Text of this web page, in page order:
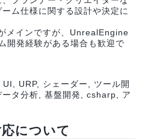
ム仕様に関する設計や決定に
メインですが、UnrealEngine
開発経験がある場合も歓迎で
URP, シェーダー, ツール開
タ分析, 基盤開発, csharp, ア
について